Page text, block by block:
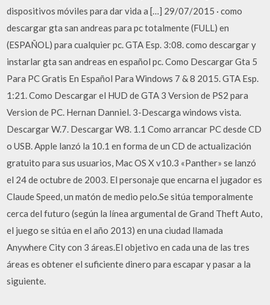
dispositivos móviles para dar vida a […] 29/07/2015 · como
descargar gta san andreas para pc totalmente (FULL) en
(ESPAÑOL) para cualquier pc. GTA Esp. 3:08. como descargar y
instarlar gta san andreas en español pc. Como Descargar Gta 5
Para PC Gratis En Español Para Windows 7 & 8 2015. GTA Esp.
1:21. Como Descargar el HUD de GTA 3 Version de PS2 para
Version de PC. Hernan Danniel. 3-Descarga windows vista.
Descargar W.7. Descargar W8. 1.1 Como arrancar PC desde CD
o USB. Apple lanzó la 10.1 en forma de un CD de actualización
gratuito para sus usuarios, Mac OS X v10.3 «Panther» se lanzó
el 24 de octubre de 2003. El personaje que encarna el jugador es
Claude Speed, un matón de medio pelo.Se sitúa temporalmente
cerca del futuro (según la línea argumental de Grand Theft Auto,
el juego se sitúa en el año 2013) en una ciudad llamada
Anywhere City con 3 áreas.El objetivo en cada una de las tres
áreas es obtener el suficiente dinero para escapar y pasar a la
siguiente.